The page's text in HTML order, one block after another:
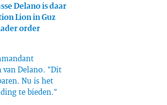
Delano is daar
Lion in Guz
order
van Delano. "Dit
Nu is het
te bieden."